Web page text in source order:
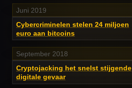
Juni 2019
Cybercriminelen stelen 24 miljoen
euro aan bitcoins
September 2018
Cryptojacking het snelst stijgende
digitale gevaar